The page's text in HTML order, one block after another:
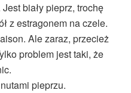
biały pieprz, trochę
z estragonem na czele.
Ale zaraz, przecież
problem jest taki, że
pieprzu.